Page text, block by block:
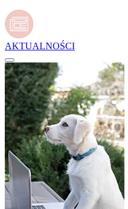
AKTUALNOŚCI